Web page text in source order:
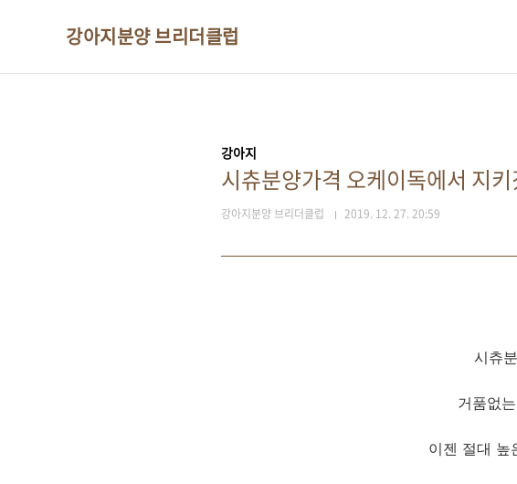
강아지분양 브리더클럽
강아지
시츄분양가격 오케이독에서 지
강아지분양 브리더클럽 2019. 12. 27. 20:59
시츄
거품없
이젠 절대 높